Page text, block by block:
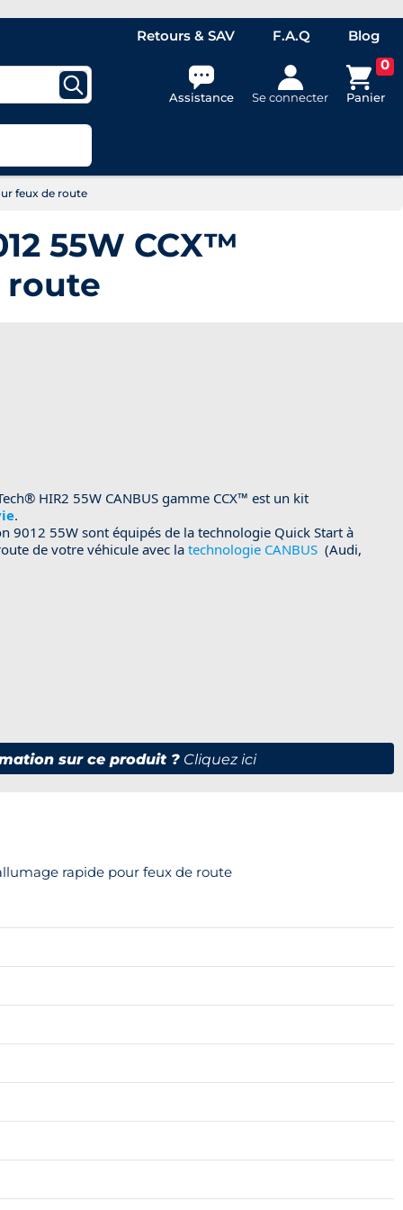
Retours & SAV F.A.Q Blog
Assistance Se connecter
0
Panier
feux de route
55W CCX™
route
HIR2 55W CANBUS gamme CCX™ est un kit
.
9012 55W sont équipés de la technologie Quick Start à
de votre véhicule avec latechnologie CANBUS(Audi,
sur ce produit ? Cliquez ici
rapide pour feux de route